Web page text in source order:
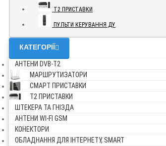
Т2 ПРИСТАВКИ
ПУЛЬТИ КЕРУВАННЯ ДУ
КАТЕГОРІЇ
АНТЕНИ DVB-Т2
МАРШРУТИЗАТОРИ
СМАРТ ПРИСТАВКИ
Т2 ПРИСТАВКИ
ШТЕКЕРА ТА ГНІЗДА
АНТЕНИ WI-FI GSM
КОНЕКТОРИ
ОБЛАДНАННЯ ДЛЯ ІНТЕРНЕТУ, SMART